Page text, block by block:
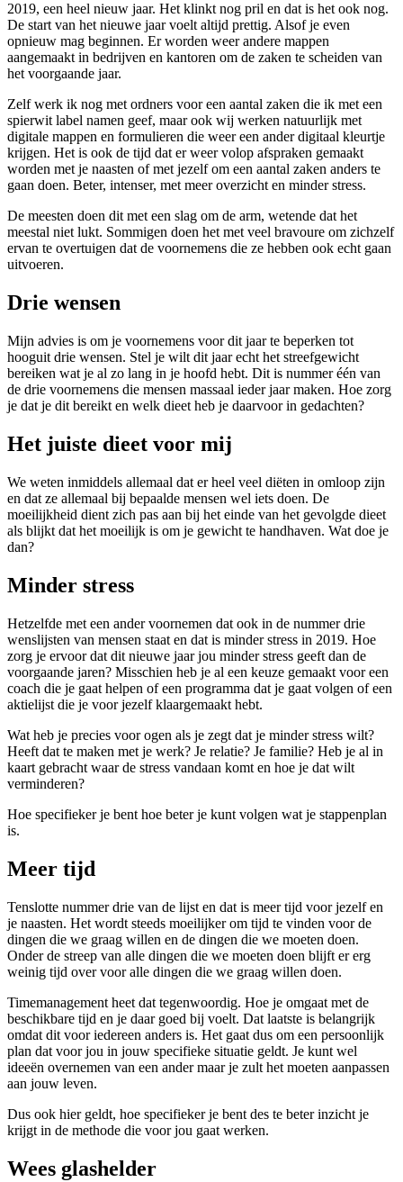
2019, een heel nieuw jaar. Het klinkt nog pril en dat is het ook nog.
De start van het nieuwe jaar voelt altijd prettig. Alsof je even
opnieuw mag beginnen. Er worden weer andere mappen
aangemaakt in bedrijven en kantoren om de zaken te scheiden van
het voorgaande jaar.
Zelf werk ik nog met ordners voor een aantal zaken die ik met een
spierwit label namen geef, maar ook wij werken natuurlijk met
digitale mappen en formulieren die weer een ander digitaal kleurtje
krijgen. Het is ook de tijd dat er weer volop afspraken gemaakt
worden met je naasten of met jezelf om een aantal zaken anders te
gaan doen. Beter, intenser, met meer overzicht en minder stress.
De meesten doen dit met een slag om de arm, wetende dat het
meestal niet lukt. Sommigen doen het met veel bravoure om zichzelf
ervan te overtuigen dat de voornemens die ze hebben ook echt gaan
uitvoeren.
Drie wensen
Mijn advies is om je voornemens voor dit jaar te beperken tot
hooguit drie wensen. Stel je wilt dit jaar echt het streefgewicht
bereiken wat je al zo lang in je hoofd hebt. Dit is nummer één van
de drie voornemens die mensen massaal ieder jaar maken. Hoe zorg
je dat je dit bereikt en welk dieet heb je daarvoor in gedachten?
Het juiste dieet voor mij
We weten inmiddels allemaal dat er heel veel diëten in omloop zijn
en dat ze allemaal bij bepaalde mensen wel iets doen. De
moeilijkheid dient zich pas aan bij het einde van het gevolgde dieet
als blijkt dat het moeilijk is om je gewicht te handhaven. Wat doe je
dan?
Minder stress
Hetzelfde met een ander voornemen dat ook in de nummer drie
wenslijsten van mensen staat en dat is minder stress in 2019. Hoe
zorg je ervoor dat dit nieuwe jaar jou minder stress geeft dan de
voorgaande jaren? Misschien heb je al een keuze gemaakt voor een
coach die je gaat helpen of een programma dat je gaat volgen of een
aktielijst die je voor jezelf klaargemaakt hebt.
Wat heb je precies voor ogen als je zegt dat je minder stress wilt?
Heeft dat te maken met je werk? Je relatie? Je familie? Heb je al in
kaart gebracht waar de stress vandaan komt en hoe je dat wilt
verminderen?
Hoe specifieker je bent hoe beter je kunt volgen wat je stappenplan
is.
Meer tijd
Tenslotte nummer drie van de lijst en dat is meer tijd voor jezelf en
je naasten. Het wordt steeds moeilijker om tijd te vinden voor de
dingen die we graag willen en de dingen die we moeten doen.
Onder de streep van alle dingen die we moeten doen blijft er erg
weinig tijd over voor alle dingen die we graag willen doen.
Timemanagement heet dat tegenwoordig. Hoe je omgaat met de
beschikbare tijd en je daar goed bij voelt. Dat laatste is belangrijk
omdat dit voor iedereen anders is. Het gaat dus om een persoonlijk
plan dat voor jou in jouw specifieke situatie geldt. Je kunt wel
ideeën overnemen van een ander maar je zult het moeten aanpassen
aan jouw leven.
Dus ook hier geldt, hoe specifieker je bent des te beter inzicht je
krijgt in de methode die voor jou gaat werken.
Wees glashelder